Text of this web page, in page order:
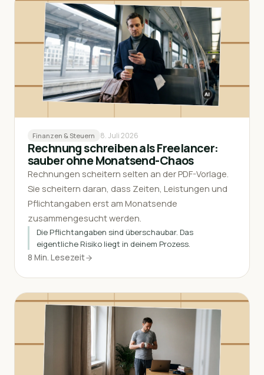
Finanzen & Steuern 8. Juli 2026
Rechnung schreiben als Freelancer:
sauber ohne Monatsend-Chaos
Rechnungen scheitern selten an der PDF-Vorlage.
Sie scheitern daran, dass Zeiten, Leistungen und
Pflichtangaben erst am Monatsende
zusammengesucht werden.
Die Pflichtangaben sind überschaubar. Das
eigentliche Risiko liegt in deinem Prozess.
8 Min. Lesezeit